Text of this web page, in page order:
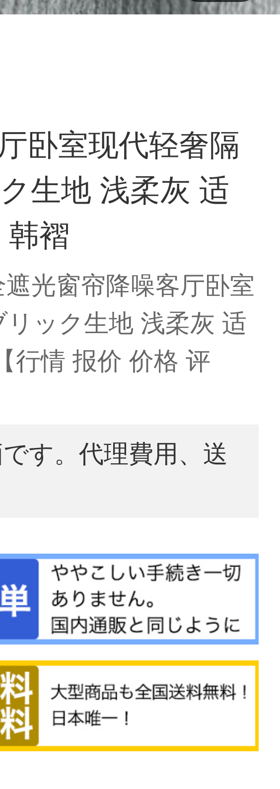
卧室现代轻奢隔
生地 浅柔灰 适
褶
光窗帘降噪客厅卧室
ック生地 浅柔灰 适
行情 报价 价格 评
す。代理費用、送